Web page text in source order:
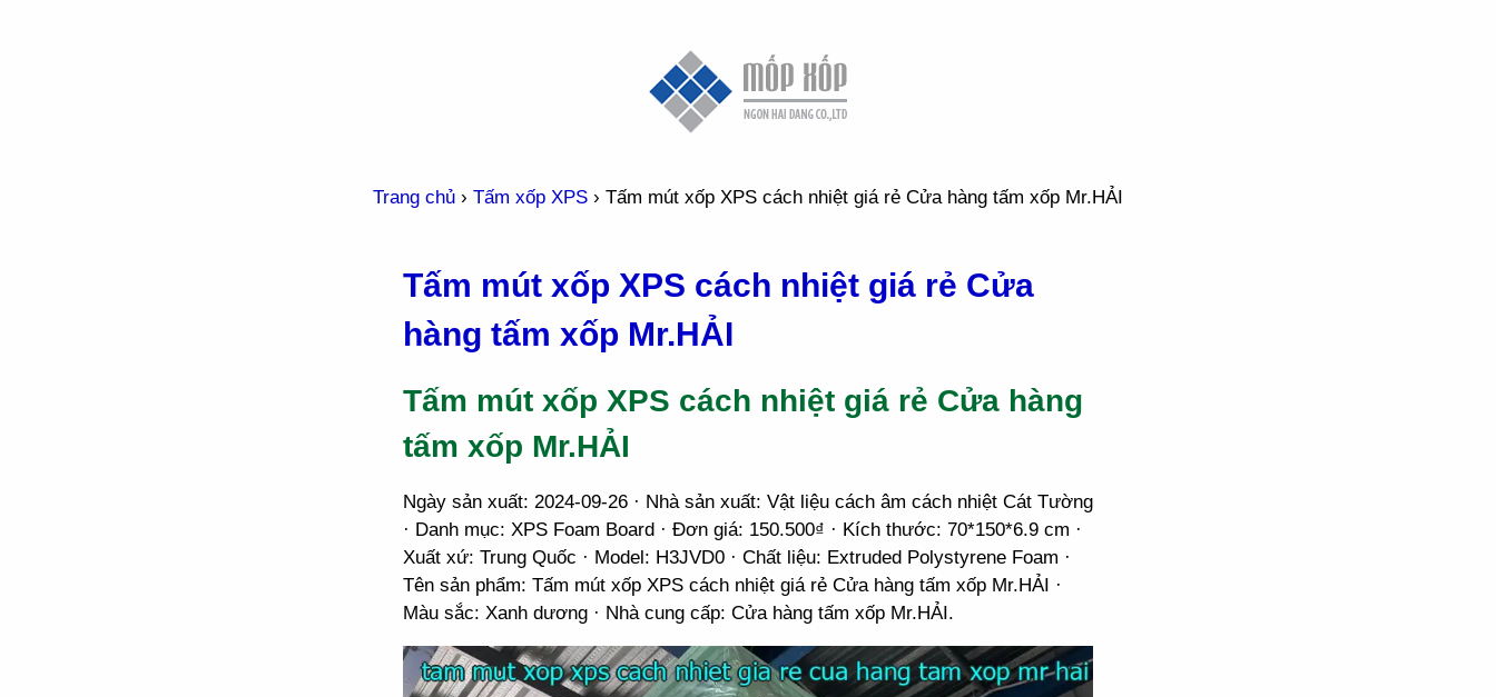
Trang chủ › Tấm xốp XPS › Tấm mút xốp XPS cách nhiệt giá rẻ Cửa hàng tấm xốp Mr.HẢI
Tấm mút xốp XPS cách nhiệt giá rẻ Cửa
hàng tấm xốp Mr.HẢI
Tấm mút xốp XPS cách nhiệt giá rẻ Cửa hàng
tấm xốp Mr.HẢI
Ngày sản xuất: 2024-09-26 · Nhà sản xuất: Vật liệu cách âm cách nhiệt Cát Tường
· Danh mục: XPS Foam Board · Đơn giá: 150.500₫ · Kích thước: 70*150*6.9 cm ·
Xuất xứ: Trung Quốc · Model: H3JVD0 · Chất liệu: Extruded Polystyrene Foam ·
Tên sản phẩm: Tấm mút xốp XPS cách nhiệt giá rẻ Cửa hàng tấm xốp Mr.HẢI ·
Màu sắc: Xanh dương · Nhà cung cấp: Cửa hàng tấm xốp Mr.HẢI.